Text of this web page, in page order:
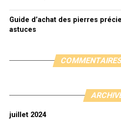
Guide d’achat des pierres
astuces
juillet 2024